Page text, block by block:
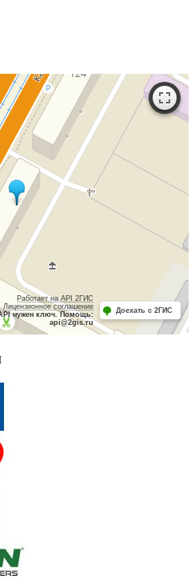
Работает на API 2ГИС
Лицензионное соглашение
нужен ключ. Помощь:
api@2gis.ru
Доехать с 2ГИС